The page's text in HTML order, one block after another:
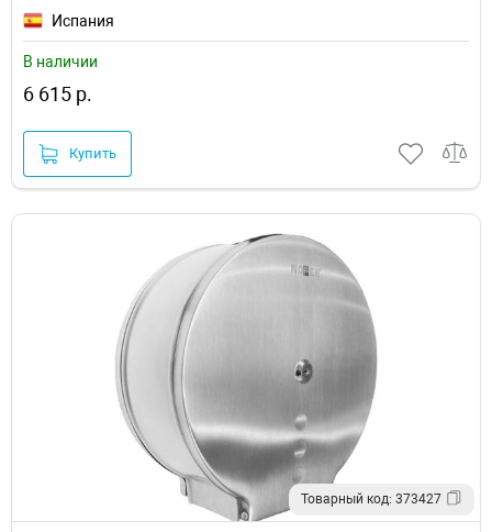
Испания
В наличии
6 615 р.
Купить
Товарный код: 373427